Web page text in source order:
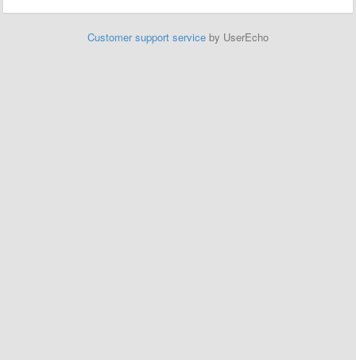
Customer support service by UserEcho